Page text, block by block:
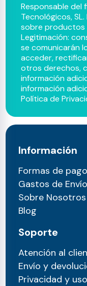
Responsable del
Tecnológicos,
sobre productos
Legitimación:
se comunicarán
acceder,
otros derechos,
información
información
Política de
Información
Formas de pago
Gastos de Envío
Sobre Nosotros
Blog
Soporte
Atención al
Envío y
Privacidad y